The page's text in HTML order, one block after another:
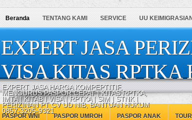
Beranda TENTANG KAMI SERVICE UU
EXPERT JASA
VISA KITAS RPTKA
EXPERT JASA HARGA KOMPEPTITIF,
MENGURUS PASPOR CEPAT | KITAS RPTKA,
IMTA | KITAB I VISA | RPTKA | SIM | STNK |
PERIZINAN PT CV UD NIB, BANTUAN HUKUM
0857-3205-9321
PASPOR WNI PASPOR UMROH PASPOR ANAK